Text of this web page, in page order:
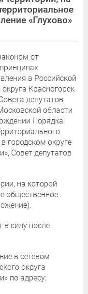
«Глухово»
от
в Российской
Красногорск
депутатов
области
Порядка
городском округе
Совет депутатов
на которой
общественное
силу после
в сетевом
округа
по адресу: